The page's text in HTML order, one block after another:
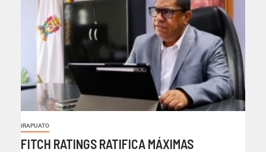
IRAPUATO
FITCH RATINGS RATIFICA MÁXIMAS